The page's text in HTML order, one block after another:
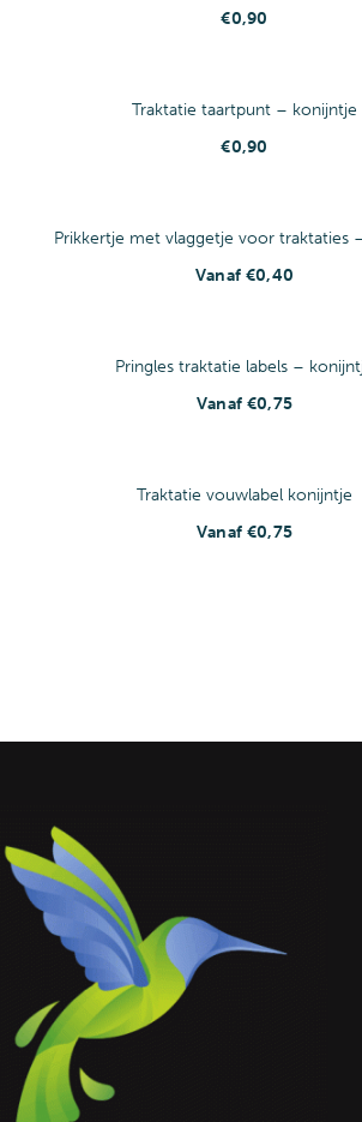
€0,90
Traktatie taartpunt – konijntje
€0,90
Prikkertje met vlaggetje voor traktaties
Vanaf €0,40
Pringles traktatie labels –
Vanaf €0,75
Traktatie vouwlabel konijntje
Vanaf €0,75